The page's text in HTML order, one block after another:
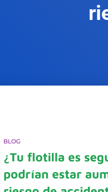
BLOG
¿Tu flotilla es
podrían estar